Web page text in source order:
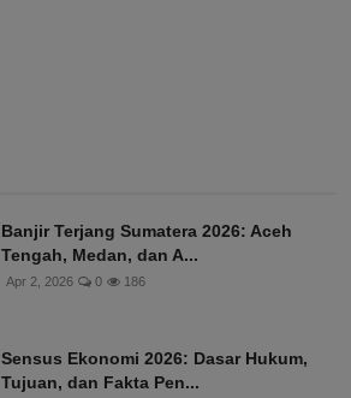
Banjir Terjang Sumatera 2026: Aceh
Tengah, Medan, dan A...
Apr 2, 2026 0 186
Sensus Ekonomi 2026: Dasar Hukum,
Tujuan, dan Fakta Pen...